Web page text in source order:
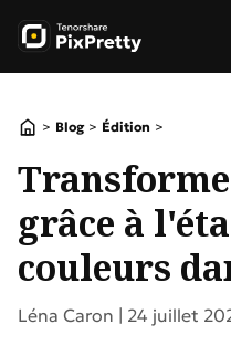
> Blog > Édition >
grâce à
couleurs
Léna Caron | 24 juillet